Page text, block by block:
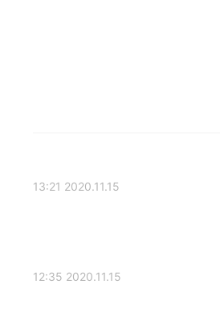
2020.11.15 13:21
2020.11.15 12:35